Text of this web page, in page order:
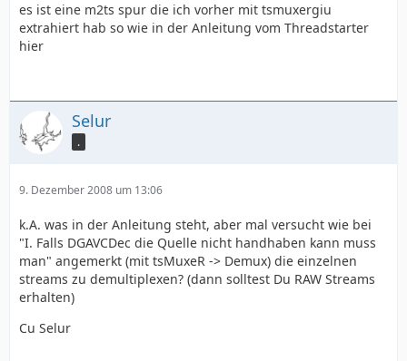
es ist eine m2ts spur die ich vorher mit tsmuxergiu
extrahiert hab so wie in der Anleitung vom Threadstarter
hier
Selur
.
9. Dezember 2008 um 13:06
k.A. was in der Anleitung steht, aber mal versucht wie bei
"I. Falls DGAVCDec die Quelle nicht handhaben kann muss
man" angemerkt (mit tsMuxeR -> Demux) die einzelnen
streams zu demultiplexen? (dann solltest Du RAW Streams
erhalten)
Cu Selur